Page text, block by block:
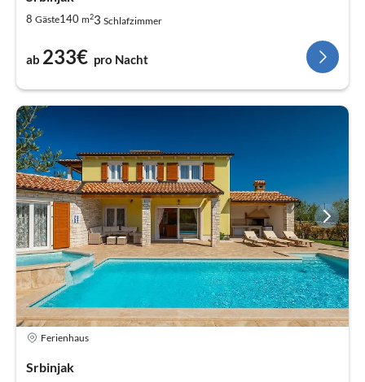
8 Gäste140 m23 Schlafzimmer
ab 233€ pro Nacht
Ferienhaus
Srbinjak